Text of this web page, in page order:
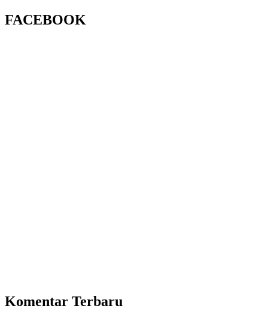
FACEBOOK
Komentar Terbaru